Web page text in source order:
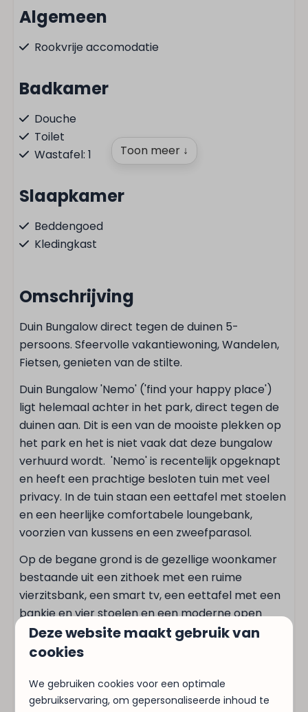
Algemeen
Rookvrije accomodatie
Badkamer
Douche
Toilet
Wastafel: 1
Slaapkamer
Beddengoed
Kledingkast
Keuken
Keukengerei
Pannen
Bestek
Eettafel
Borden
Drinkglazen
Afzuigkap
Broodrooster
Vaatwasser
Koelkast: Met vriesvak
Koffiecupmachine: Nespresso
Waterkoker: Elektrische waterkoker
Oven: Heteluchtoven
Familie/Kinderen
Speelgoed
Wassen en drogen
Toon meer ↓
Omschrijving
Duin Bungalow direct tegen de duinen 5-
persoons. Sfeervolle vakantiewoning, Wandelen,
Fietsen, genieten van de stilte.
Duin Bungalow 'Nemo' ('find your happy place')
ligt helemaal achter in het park, direct tegen de
duinen aan. Dit is een van de mooiste plekken op
het park en het is niet vaak dat deze bungalow
verhuurd wordt. 'Nemo' is recentelijk opgeknapt
en heeft een prachtige besloten tuin met veel
privacy. In de tuin staan een eettafel met stoelen
en een heerlijke comfortabele loungebank,
voorzien van kussens en een zweefparasol.
Op de begane grond is de gezellige woonkamer
bestaande uit een zithoek met een ruime
vierzitsbank, een smart tv, een eettafel met een
bankje en vier stoelen en een moderne open
keuken met alle apparatuur waaronder een
inductiekookplaat, een heteluchtoven en een
De badkamer met inloopdouche, toilet en
wastafel bevindt zich eveneens op de begane
Deze website maakt gebruik van
cookies
We gebruiken cookies voor een optimale
gebruikservaring, om gepersonaliseerde inhoud te